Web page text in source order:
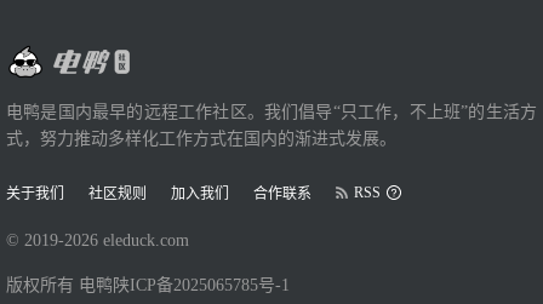
电鸭是国内最早的远程工作社区。我们倡导“只工作，不上班”的生活方
式，努力推动多样化工作方式在国内的渐进式发展。
关于我们 社区规则 加入我们 合作联系 RSS
© 2019-2026 eleduck.com
版权所有 电鸭 陕ICP备2025065785号-1